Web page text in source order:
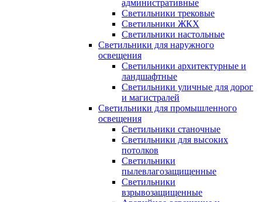
административные
Светильники трековые
Светильники ЖКХ
Светильники настольные
Светильники для наружного
освещения
Светильники архитектурные и
ландшафтные
Светильники уличные для дорог
и магистралей
Светильники для промышленного
освещения
Светильники станочные
Светильники для высоких
потолков
Светильники
пылевлагозащищенные
Светильники
взрывозащищенные